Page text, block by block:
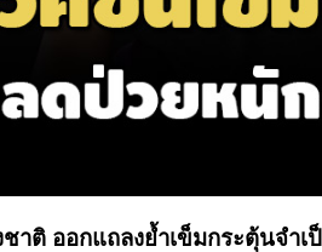
าติ ออกแถลงย้ำเข็มกระตุ้นจำ